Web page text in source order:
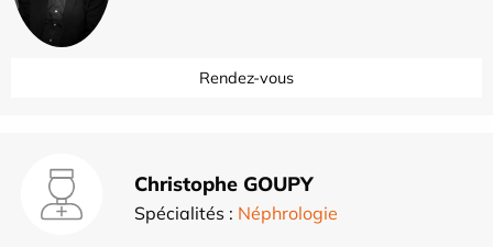
Rendez-vous
Christophe GOUPY
Spécialités : Néphrologie